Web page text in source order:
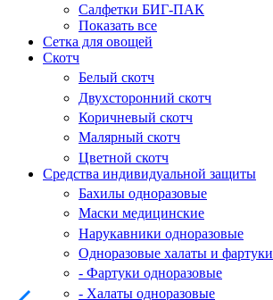
Салфетки БИГ-ПАК
Показать все
Сетка для овощей
Скотч
Белый скотч
Двухсторонний скотч
Коричневый скотч
Малярный скотч
Цветной скотч
Средства индивидуальной защиты
Бахилы одноразовые
Маски медицинские
Нарукавники одноразовые
Одноразовые халаты и фартуки
- Фартуки одноразовые
- Халаты одноразовые